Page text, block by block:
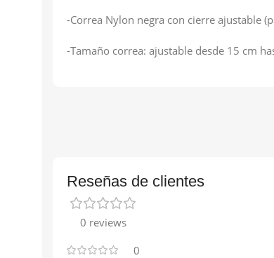
-Correa Nylon negra con cierre ajustable
-Tamaño correa: ajustable desde 15 cm
Reseñas de clientes
0 reviews
0